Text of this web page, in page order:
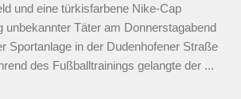
und eine türkisfarbene Nike-Cap
unbekannter Täter am Donnerstagabend
Sportanlage in der Dudenhofener Straße
des Fußballtrainings gelangte der ...